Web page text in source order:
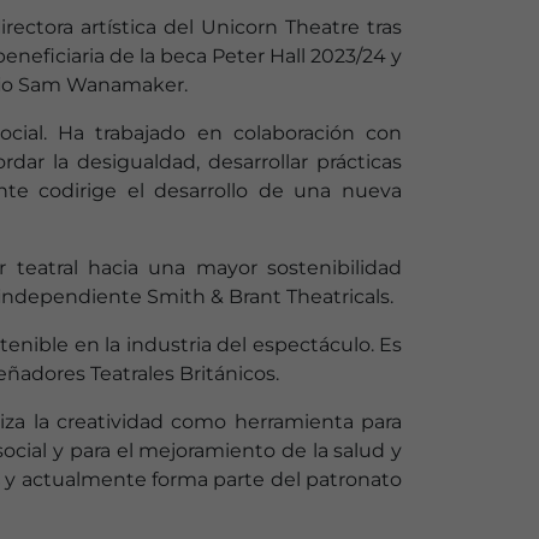
artística del Unicorn Theatre tras
de la beca Peter Hall 2023/24 y
Sam Wanamaker.
Ha trabajado en colaboración con
la desigualdad, desarrollar prácticas
codirige el desarrollo de una nueva
hacia una mayor sostenibilidad
Smith & Brant Theatricals.
en la industria del espectáculo. Es
Teatrales Británicos.
la creatividad como herramienta para
y para el mejoramiento de la salud y
y actualmente forma parte del patronato